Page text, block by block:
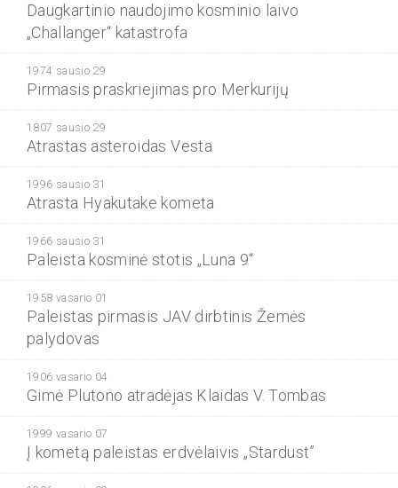
Daugkartinio naudojimo kosminio laivo
„Challanger“ katastrofa
1974 sausio 29
Pirmasis praskriejimas pro Merkurijų
1807 sausio 29
Atrastas asteroidas Vesta
1996 sausio 31
Atrasta Hyakutake kometa
1966 sausio 31
Paleista kosminė stotis „Luna 9“
1958 vasario 01
Paleistas pirmasis JAV dirbtinis Žemės
palydovas
1906 vasario 04
Gimė Plutono atradėjas Klaidas V. Tombas
1999 vasario 07
Į kometą paleistas erdvėlaivis „Stardust”